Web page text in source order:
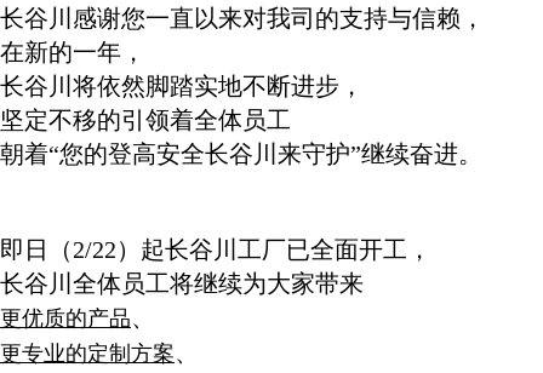
长谷川感谢您一直以来对我司的支持与信赖，
在新的一年，
长谷川将依然脚踏实地不断进步，
坚定不移的引领着全体员工
朝着“您的登高安全长谷川来守护”继续奋进。
即日（2/22）起长谷川工厂已全面开工，
长谷川全体员工将继续为大家带来
更优质的产品、
更专业的定制方案、